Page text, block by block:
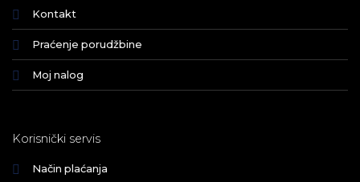
Kontakt
Praćenje porudžbine
Moj nalog
Korisnički servis
Način plaćanja